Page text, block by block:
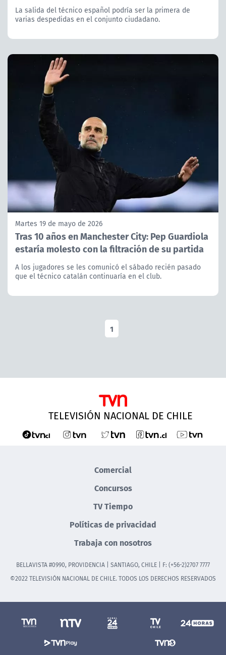
La salida del técnico español podría ser la primera de
varias despedidas en el conjunto ciudadano.
Martes 19 de mayo de 2026
Tras 10 años en Manchester City: Pep Guardiola
estaría molesto con la filtración de su partida
A los jugadores se les comunicó el sábado recién pasado
que el técnico catalán continuaría en el club.
1
TELEVISIÓN NACIONAL DE CHILE
Comercial
Concursos
TV Tiempo
Políticas de privacidad
Trabaja con nosotros
BELLAVISTA #0990, PROVIDENCIA | SANTIAGO, CHILE | F: (+56-2)2707 7777
©2022 TELEVISIÓN NACIONAL DE CHILE. TODOS LOS DERECHOS RESERVADOS